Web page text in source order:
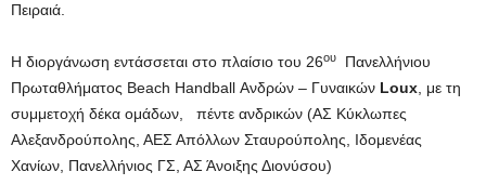
Πειραιά.
Η διοργάνωση εντάσσεται στο πλαίσιο του 26ου
Πανελλήνιου
Πρωταθλήματος Beach Handball Ανδρών – Γυναικών Loux, με τη
συμμετοχή δέκα ομάδων, πέντε ανδρικών (ΑΣ Κύκλωπες
Αλεξανδρούπολης, ΑΕΣ Απόλλων Σταυρούπολης, Ιδομενέας
Χανίων, Πανελλήνιος ΓΣ, ΑΣ Άνοιξης Διονύσου)